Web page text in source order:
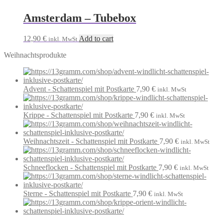
Amsterdam – Tubebox
12,90 € inkl. MwSt Add to cart
Weihnachtsprodukte
Advent - Schattenspiel mit Postkarte 7,90 € inkl. MwSt
Krippe - Schattenspiel mit Postkarte 7,90 € inkl. MwSt
Weihnachtszeit - Schattenspiel mit Postkarte 7,90 € inkl. MwSt
Schneeflocken - Schattenspiel mit Postkarte 7,90 € inkl. MwSt
Sterne - Schattenspiel mit Postkarte 7,90 € inkl. MwSt